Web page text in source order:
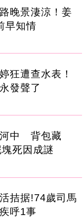
晚景淒涼！姜
早知情
狂遭查水表！
發聲了
河中 背包藏
死因成謎
拮据!74歲司馬
呼1事